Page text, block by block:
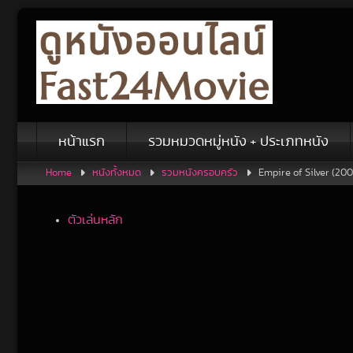
content
หน้าแรก รวมหมวดหมู่หนัง + ประเภทหนัง
Home หนังทั้งหมด รวมหนังครอบครัว Empire of Silver
ตัวเล่นหลัก